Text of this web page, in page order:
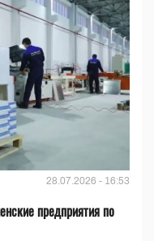
28.07.2026 - 16:53
предприятия по